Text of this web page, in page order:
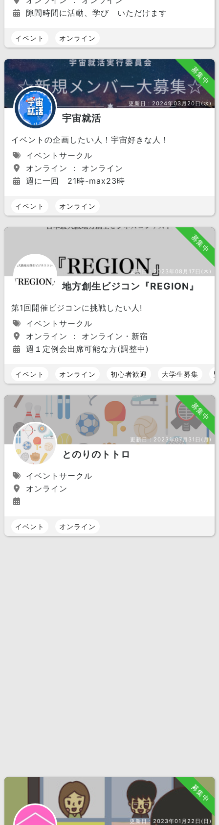
隙間時間に活動、学び いただけます
イベント オンライン
募集中
更新日：2024年03月20日(水)
宇宙就活
イベントの企画したい人！宇宙好きな人！
イベントサークル
オンライン ： オンライン
週に一回 21時-max23時
イベント オンライン
募集中
更新日：2023年08月17日(木)
地方創生ビジコン『REGION』
第1回開催ビジコンに挑戦したい人!
イベントサークル
オンライン ： オンライン・新宿
週１定例会出席可能な方(調整中)
イベント オンライン 初心者歓迎 大学生募集
募集中
更新日： 2023年07月31日(月)
とのりのトトロ
イベントサークル
オンライン
イベント オンライン
募集中
更新日：2023年01月22日(日)